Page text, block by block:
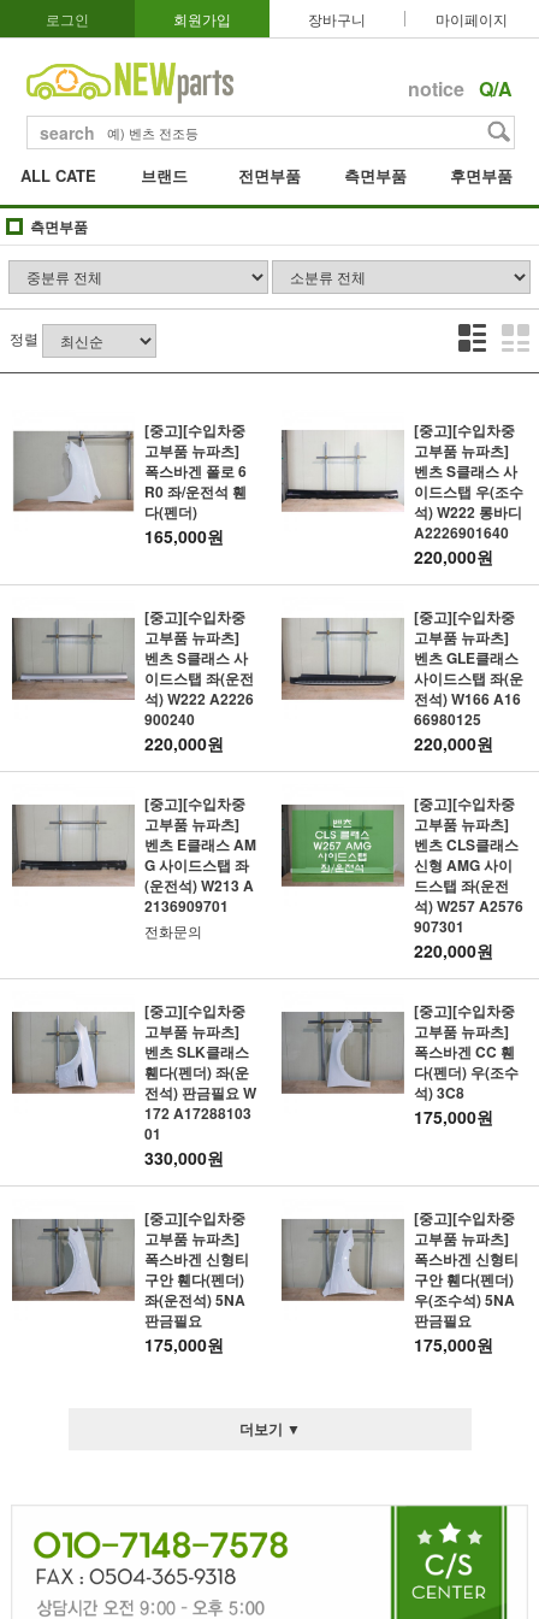
로그인 회원가입 장바구니 마이페이지
notice Q/A
search
ALL CATE 브랜드 전면부품 측면부품 후면부품
측면부품
정렬
[중고][수입차중
고부품 뉴파츠]
폭스바겐 폴로 6
R0 좌/운전석 휀
다(펜더)
165,000원
[중고][수입차중
고부품 뉴파츠]
벤츠 S클래스 사
이드스탭 우(조수
석) W222 롱바디
A2226901640
220,000원
[중고][수입차중
고부품 뉴파츠]
벤츠 S클래스 사
이드스탭 좌(운전
석) W222 A2226
900240
220,000원
[중고][수입차중
고부품 뉴파츠]
벤츠 GLE클래스
사이드스탭 좌(운
전석) W166 A16
66980125
220,000원
[중고][수입차중
고부품 뉴파츠]
벤츠 E클래스 AM
G 사이드스탭 좌
(운전석) W213 A
2136909701
전화문의
[중고][수입차중
고부품 뉴파츠]
벤츠 CLS클래스
신형 AMG 사이
드스탭 좌(운전
석) W257 A2576
907301
220,000원
[중고][수입차중
고부품 뉴파츠]
벤츠 SLK클래스
휀다(펜더) 좌(운
전석) 판금필요 W
172 A17288103
01
330,000원
[중고][수입차중
고부품 뉴파츠]
폭스바겐 CC 휀
다(펜더) 우(조수
석) 3C8
175,000원
[중고][수입차중
고부품 뉴파츠]
폭스바겐 신형티
구안 휀다(펜더)
좌(운전석) 5NA
판금필요
175,000원
[중고][수입차중
고부품 뉴파츠]
폭스바겐 신형티
구안 휀다(펜더)
우(조수석) 5NA
판금필요
175,000원
더보기 ▼